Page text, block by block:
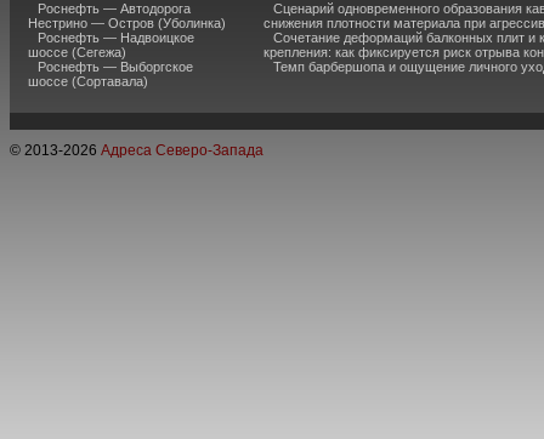
Роснефть — Автодорога
Нестрино — Остров (Уболинка)
Роснефть — Надвоицкое
шоссе (Сегежа)
Роснефть — Выборгское
шоссе (Сортавала)
Сценарий одновременного образования
снижения плотности материала при
Сочетание деформаций балконных плит и
крепления: как фиксируется риск отрыва
Темп барбершопа и ощущение личного
© 2013-2026 Адреса Северо-Запада